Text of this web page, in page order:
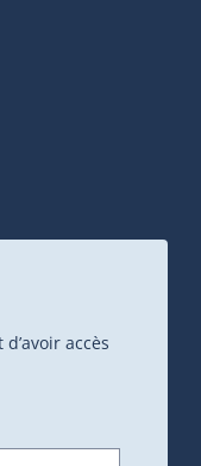
externe s'ouvrira
accès